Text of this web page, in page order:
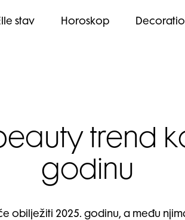
stav Horoskop
trend
godinu
obilježiti 2025. godinu, a među